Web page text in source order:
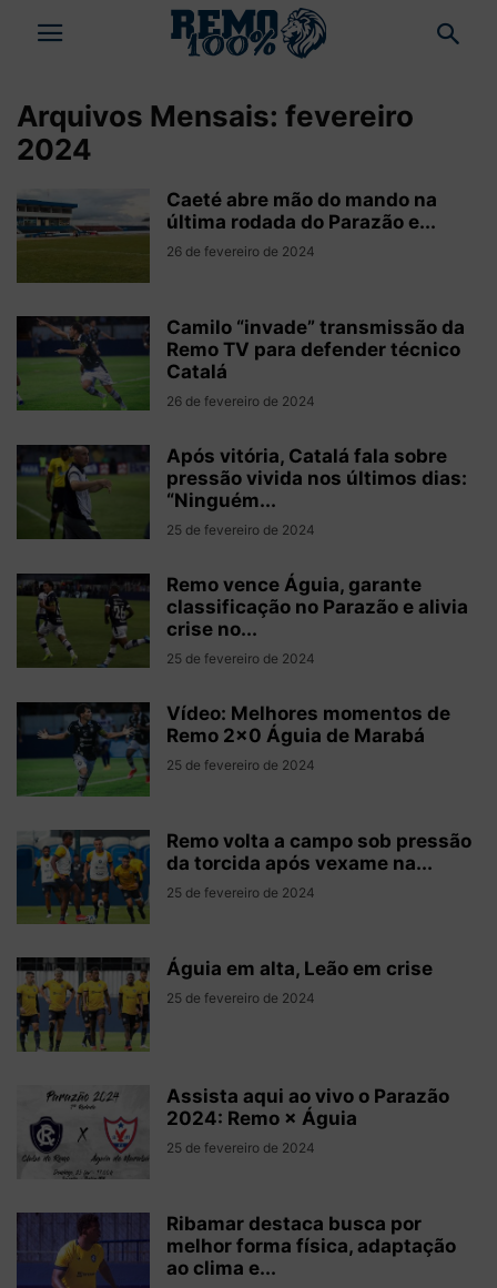
Arquivos Mensais: fevereiro
2024
Caeté abre mão do mando na
última rodada do Parazão e...
26 de fevereiro de 2024
Camilo “invade” transmissão da
Remo TV para defender técnico
Catalá
26 de fevereiro de 2024
Após vitória, Catalá fala sobre
pressão vivida nos últimos dias:
“Ninguém...
25 de fevereiro de 2024
Remo vence Águia, garante
classificação no Parazão e alivia
crise no...
25 de fevereiro de 2024
Vídeo: Melhores momentos de
Remo 2×0 Águia de Marabá
25 de fevereiro de 2024
Remo volta a campo sob pressão
da torcida após vexame na...
25 de fevereiro de 2024
Águia em alta, Leão em crise
25 de fevereiro de 2024
Assista aqui ao vivo o Parazão
2024: Remo × Águia
25 de fevereiro de 2024
Ribamar destaca busca por
melhor forma física, adaptação
ao clima e...